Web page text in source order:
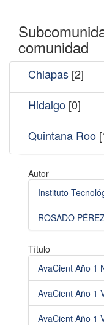
comunidad
Chiapas [2]
Hidalgo [0]
Quintana Roo
Autor
Instituto
ROSADO
Título
AvaCient Año 1
AvaCient Año 1
AvaCient Año 1